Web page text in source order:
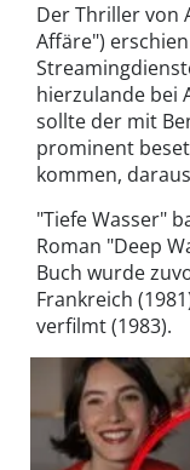
Der Thriller von
Affäre")
hierzulande bei
sollte der mit
prominent
kommen,
"Tiefe Wasser"
Roman "Deep
Buch wurde
Frankreich
verfilmt (1983).